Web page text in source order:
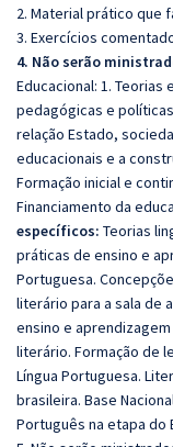
2. Material prático que
3. Exercícios
4. Não serão
Educacional: 1. Teorias
pedagógicas e
relação Estado,
educacionais e a
Formação inicial e
Financiamento da
específicos: Teorias
práticas de ensino e
Portuguesa.
literário para a sala de
ensino e
literário. Formação de
Língua Portuguesa.
brasileira. Base
Português na etapa do